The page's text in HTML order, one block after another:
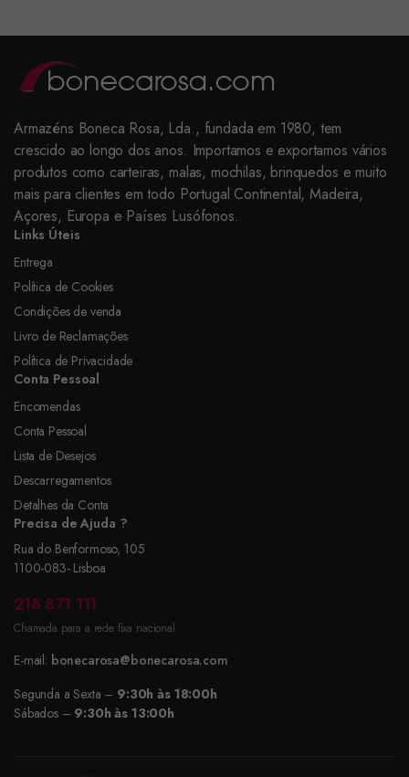
Armazéns Boneca Rosa, Lda., fundada em 1980, tem
crescido ao longo dos anos. Importamos e exportamos vários
produtos como carteiras, malas, mochilas, brinquedos e muito
mais para clientes em todo Portugal Continental, Madeira,
Açores, Europa e Países Lusófonos.
Links Úteis
Entrega
Política de Cookies
Condições de venda
Livro de Reclamações
Política de Privacidade
Conta Pessoal
Encomendas
Conta Pessoal
Lista de Desejos
Descarregamentos
Detalhes da Conta
Precisa de Ajuda ?
Rua do Benformoso, 105
1100-083- Lisboa
218 871 111
Chamada para a rede fixa nacional
E-mail: bonecarosa@bonecarosa.com
Segunda a Sexta – 9:30h às 18:00h
Sábados – 9:30h às 13:00h